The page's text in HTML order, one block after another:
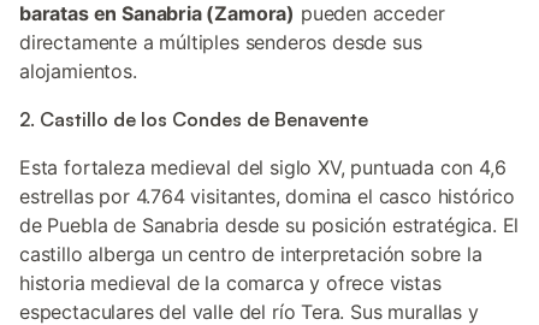
baratas en Sanabria (Zamora) pueden acceder
directamente a múltiples senderos desde sus
alojamientos.
2. Castillo de los Condes de Benavente
Esta fortaleza medieval del siglo XV, puntuada con 4,6
estrellas por 4.764 visitantes, domina el casco histórico
de Puebla de Sanabria desde su posición estratégica. El
castillo alberga un centro de interpretación sobre la
historia medieval de la comarca y ofrece vistas
espectaculares del valle del río Tera. Sus murallas y